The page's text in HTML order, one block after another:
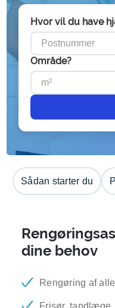
Hvor vil du have
Område?
Sådan starter du
dine behov
Rengøring af
Frisør,